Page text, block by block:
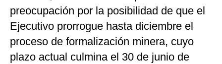
preocupación por la posibilidad de que el
Ejecutivo prorrogue hasta diciembre el
proceso de formalización minera, cuyo
plazo actual culmina el 30 de junio de